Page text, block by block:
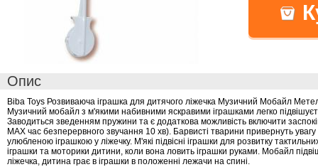
Опис
Biba Toys Розвиваюча іграшка для дитячого ліжечка Музичний Мобайл
Музичний мобайл з м'якими набивними яскравими іграшками легко
Заводиться зведенням пружини та є додаткова можливість включити
MAX час безперервного звучання 10 хв). Барвисті тварини привернуть
улюбленою іграшкою у ліжечку. М'які підвісні іграшки для розвитку
іграшки та моторики дитини, коли вона ловить іграшки руками. Мобайл
ліжечка, дитина грає в іграшки в положенні лежачи на спині.